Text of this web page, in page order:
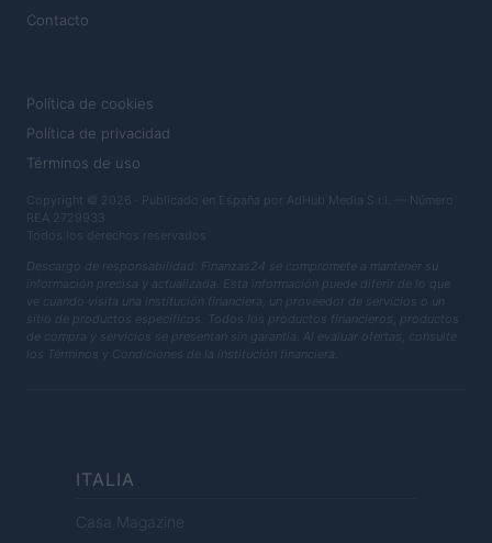
Contacto
Política de cookies
Política de privacidad
Términos de uso
Copyright © 2026 · Publicado en España por AdHub Media S.r.l. — Número
REA 2729933
Todos los derechos reservados
Descargo de responsabilidad: Finanzas24 se compromete a mantener su
información precisa y actualizada. Esta información puede diferir de lo que
ve cuando visita una institución financiera, un proveedor de servicios o un
sitio de productos específicos. Todos los productos financieros, productos
de compra y servicios se presentan sin garantía. Al evaluar ofertas, consulte
los Términos y Condiciones de la institución financiera.
ITALIA
Casa Magazine